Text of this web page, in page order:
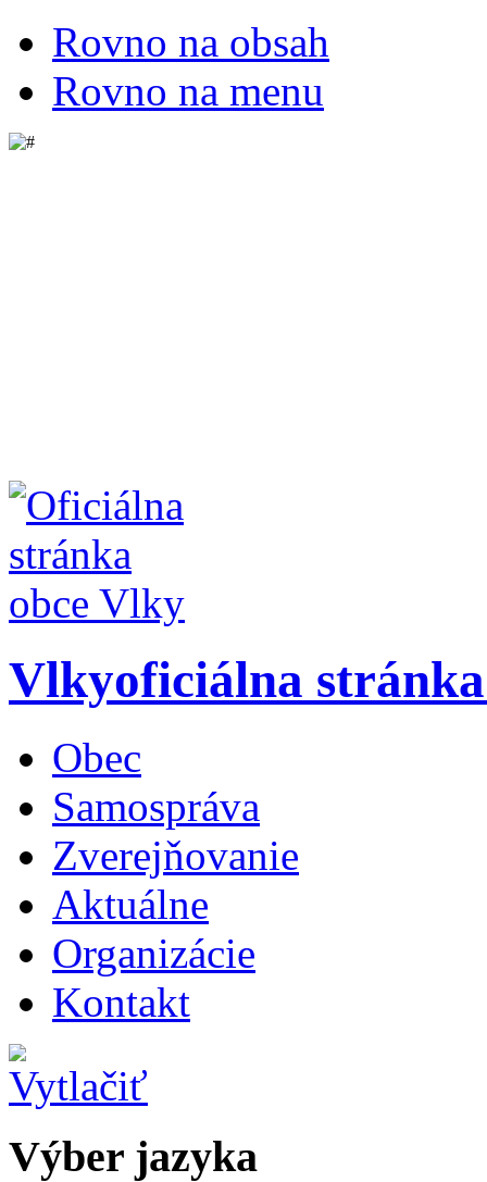
Rovno na obsah
Rovno na menu
Vlkyoficiálna
Obec
Samospráva
Zverejňovanie
Aktuálne
Organizácie
Kontakt
Výber jazyka